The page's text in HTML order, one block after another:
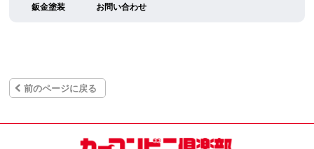
鈑金塗装 お問い合わせ
前のページに戻る